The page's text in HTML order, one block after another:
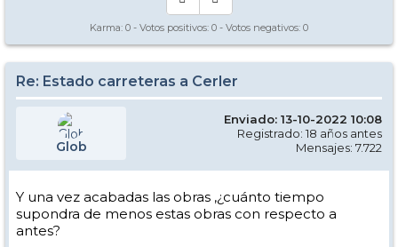
Karma: 0 - Votos positivos: 0 - Votos negativos: 0
Re: Estado carreteras a Cerler
Glob
Enviado: 13-10-2022 10:08
Registrado: 18 años antes
Mensajes: 7.722
Y una vez acabadas las obras ,¿cuánto tiempo
supondra de menos estas obras con respecto a
antes?